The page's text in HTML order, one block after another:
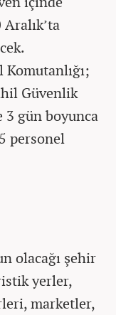
Güvenlik
3 gün boyunca
personel
olacağı şehir
yerler,
marketler,